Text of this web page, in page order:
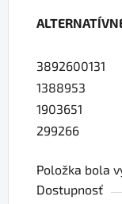
3892600131
1388953
1903651
299266
Položka bola
Dostupnosť